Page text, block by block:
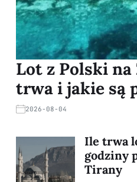
Lot z Polski
trwa i jakie są
2026-08-04
Ile trwa
godziny
Tirany